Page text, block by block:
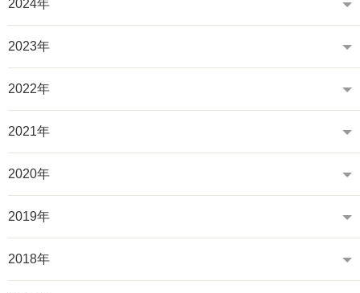
2024年
2023年
2022年
2021年
2020年
2019年
2018年